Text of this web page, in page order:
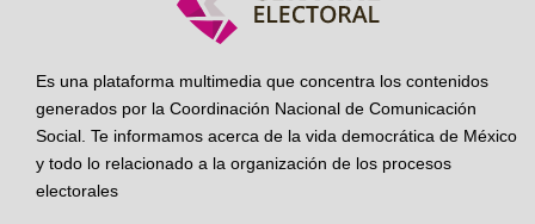
Es una plataforma multimedia que concentra los contenidos
generados por la Coordinación Nacional de Comunicación
Social. Te informamos acerca de la vida democrática de México
y todo lo relacionado a la organización de los procesos
electorales